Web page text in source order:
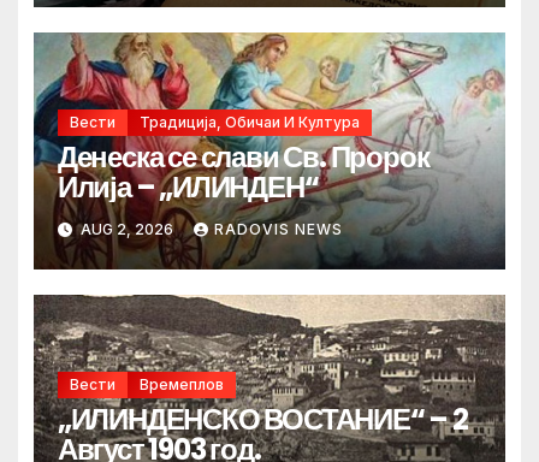
Вести Традиција, Обичаи И Култура
Денеска се слави Св. Пророк
Илија – „ИЛИНДЕН“
AUG 2, 2026 RADOVIS NEWS
Вести Времеплов
„ИЛИНДЕНСКО ВОСТАНИЕ“ – 2
Август 1903 год.